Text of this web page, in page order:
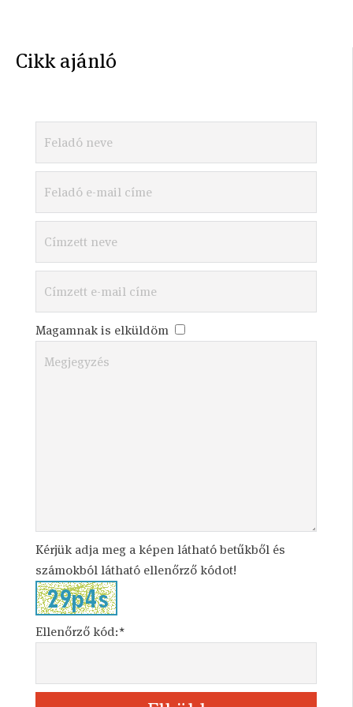
Cikk ajánló
Magamnak is elküldöm
Kérjük adja meg a képen látható betűkből és
számokból látható ellenőrző kódot!
Ellenőrző kód:*